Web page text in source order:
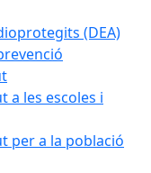
(DEA)
a les escoles i
per a la població